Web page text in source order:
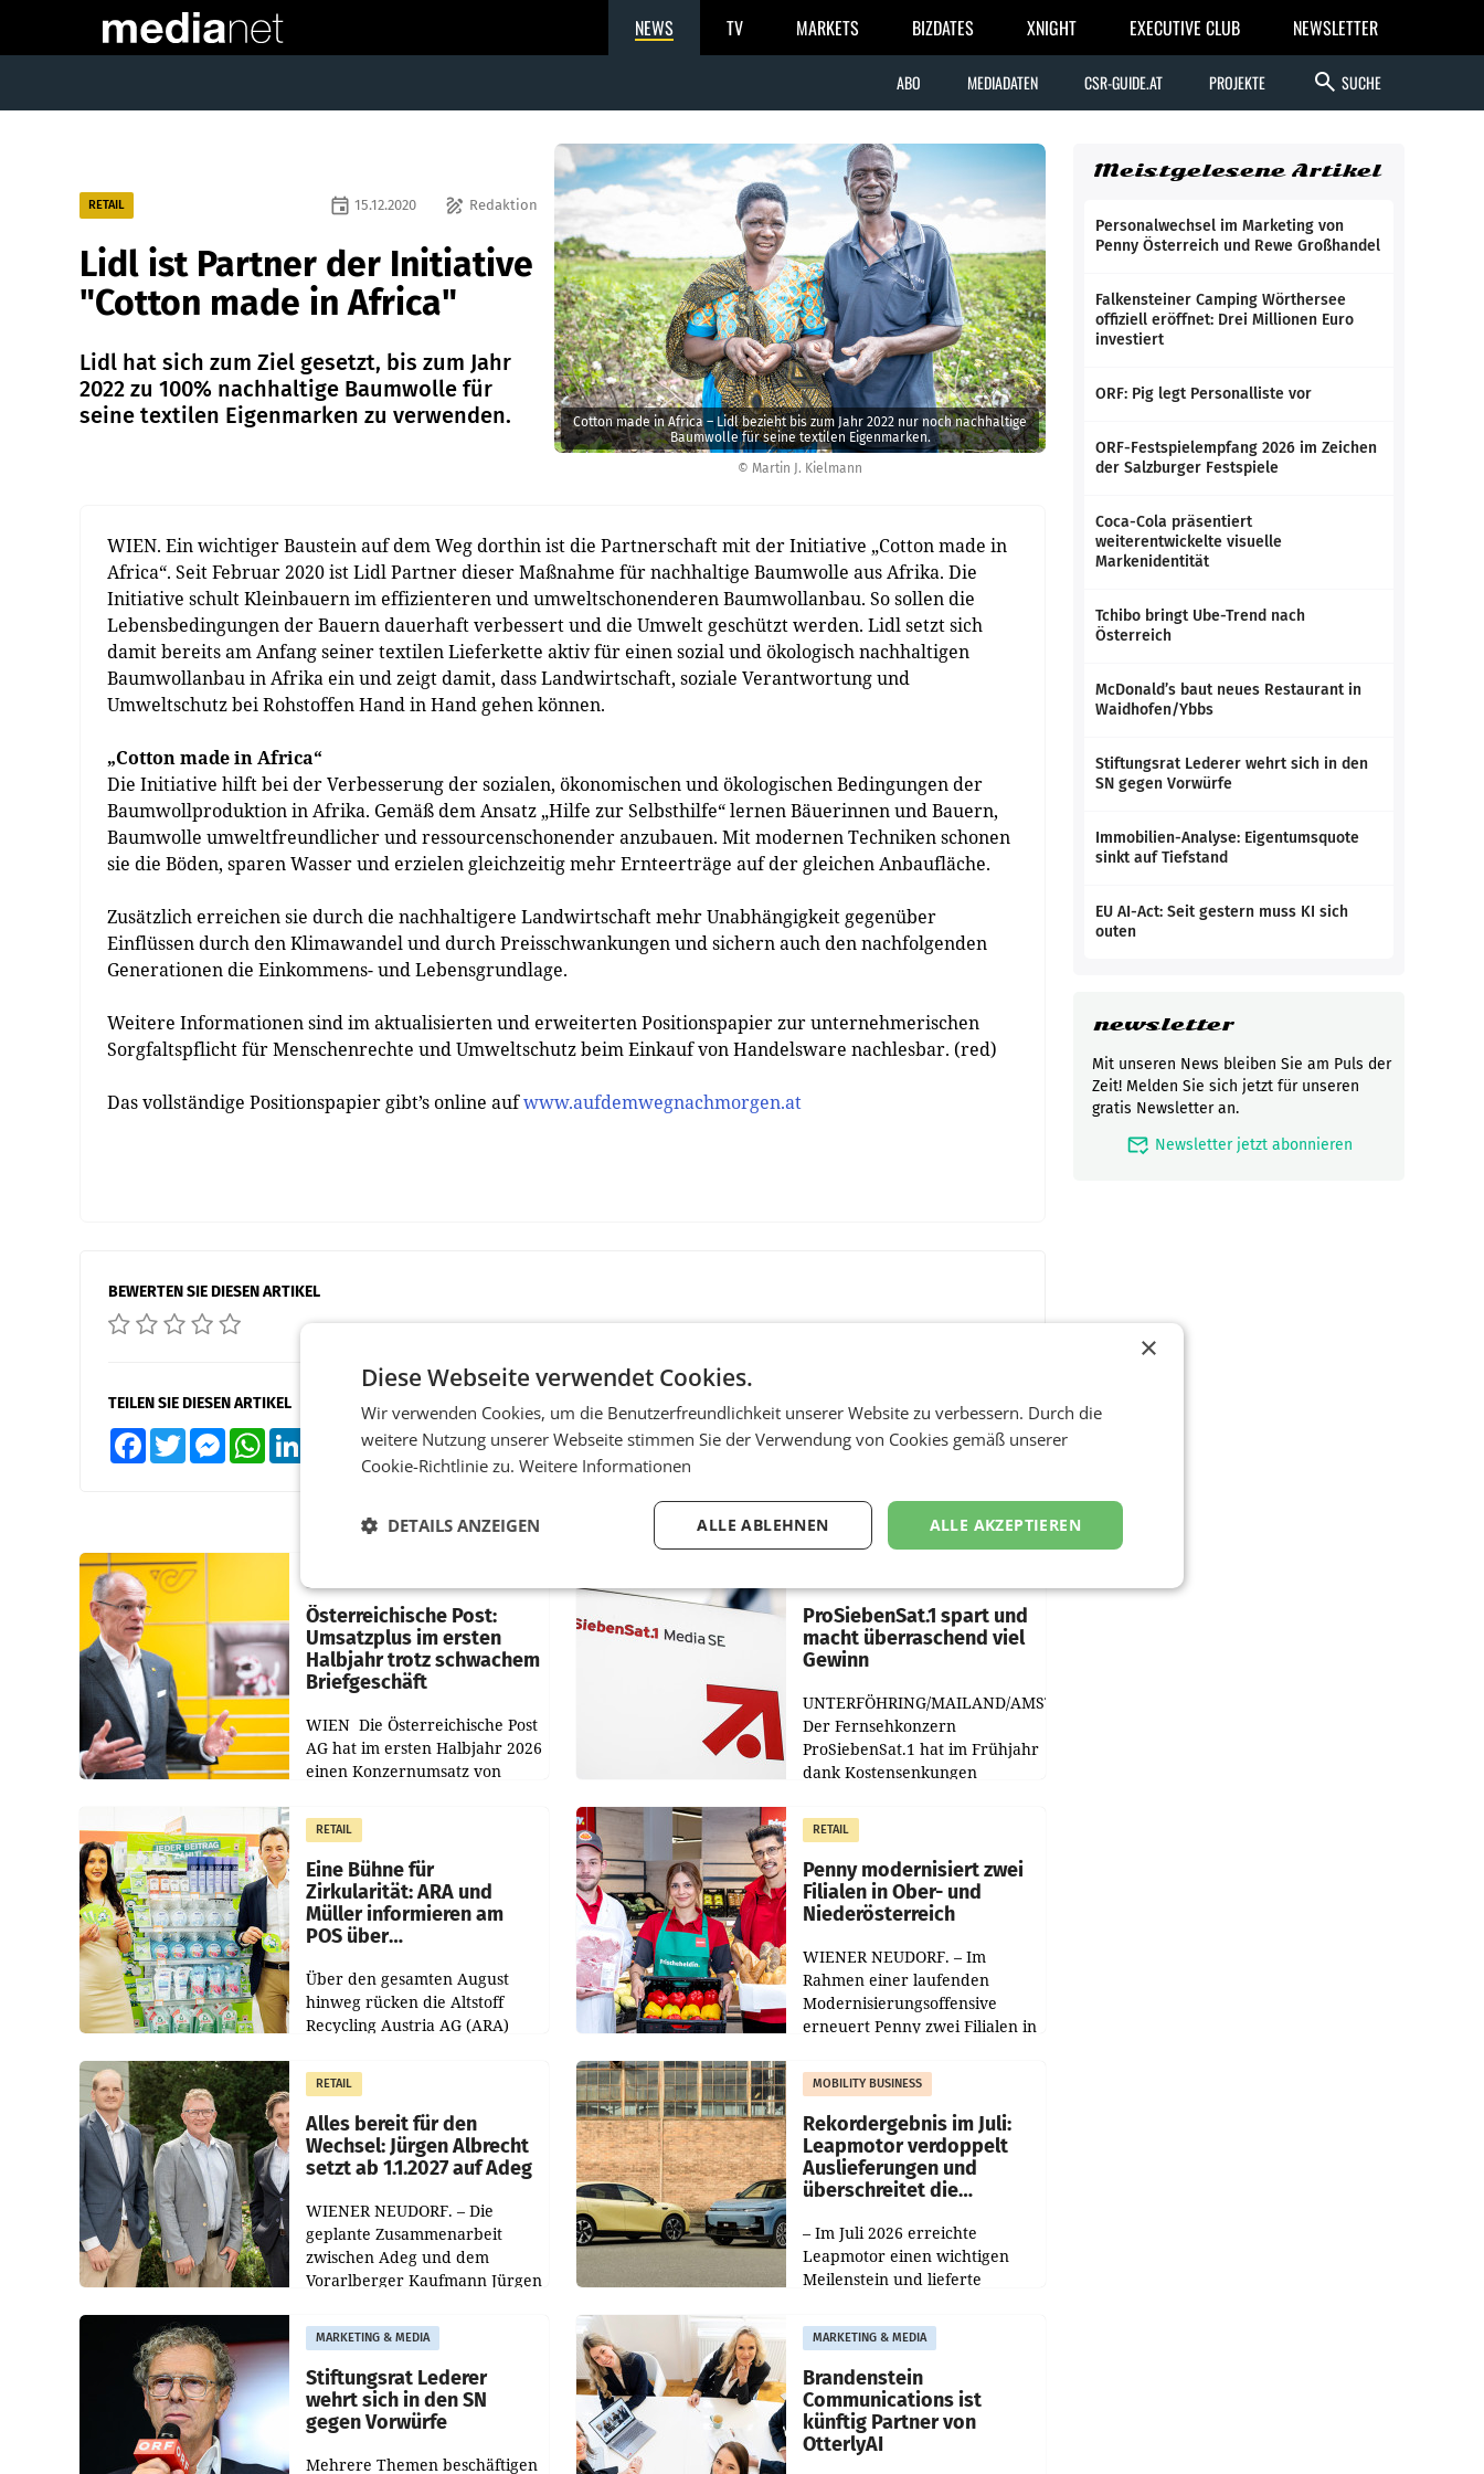
NEWS TV MARKETS BIZDATES XNIGHT EXECUTIVE CLUB NEWSLETTER
ABO MEDIADATEN CSR-GUIDE.AT PROJEKTE search SUCHE
© Martin J. Kielmann
Cotton made in Africa – Lidl bezieht bis zum Jahr 2022 nur noch nachhaltige
Baumwolle für seine textilen Eigenmarken.
RETAIL draw Redaktion
event 15.12.2020
Lidl ist Partner der Initiative
"Cotton made in Africa"
Lidl hat sich zum Ziel gesetzt, bis zum Jahr
2022 zu 100% nachhaltige Baumwolle für
seine textilen Eigenmarken zu verwenden.
WIEN. Ein wichtiger Baustein auf dem Weg dorthin ist die Partnerschaft mit der Initiative „Cotton made in
Africa“. Seit Februar 2020 ist Lidl Partner dieser Maßnahme für nachhaltige Baumwolle aus Afrika. Die
Initiative schult Kleinbauern im effizienteren und umweltschonenderen Baumwollanbau. So sollen die
Lebensbedingungen der Bauern dauerhaft verbessert und die Umwelt geschützt werden. Lidl setzt sich
damit bereits am Anfang seiner textilen Lieferkette aktiv für einen sozial und ökologisch nachhaltigen
Baumwollanbau in Afrika ein und zeigt damit, dass Landwirtschaft, soziale Verantwortung und
Umweltschutz bei Rohstoffen Hand in Hand gehen können.
„Cotton made in Africa“
Die Initiative hilft bei der Verbesserung der sozialen, ökonomischen und ökologischen Bedingungen der
Baumwollproduktion in Afrika. Gemäß dem Ansatz „Hilfe zur Selbsthilfe“ lernen Bäuerinnen und Bauern,
Baumwolle umweltfreundlicher und ressourcenschonender anzubauen. Mit modernen Techniken schonen
sie die Böden, sparen Wasser und erzielen gleichzeitig mehr Ernteerträge auf der gleichen Anbaufläche.
Zusätzlich erreichen sie durch die nachhaltigere Landwirtschaft mehr Unabhängigkeit gegenüber
Einflüssen durch den Klimawandel und durch Preisschwankungen und sichern auch den nachfolgenden
Generationen die Einkommens- und Lebensgrundlage.
Weitere Informationen sind im aktualisierten und erweiterten Positionspapier zur unternehmerischen
Sorgfaltspflicht für Menschenrechte und Umweltschutz beim Einkauf von Handelsware nachlesbar. (red)
Das vollständige Positionspapier gibt’s online aufwww.aufdemwegnachmorgen.at
BEWERTEN SIE DIESEN ARTIKEL
TEILEN SIE DIESEN ARTIKEL
FacebookTwitter MessengerWhatsApp XING Teilen
Österreichische Post:
Umsatzplus im ersten
Halbjahr trotz schwachem
Briefgeschäft
WIEN Die Österreichische Post
AG hat im ersten Halbjahr 2026
einen Konzernumsatz von
erwirtschaftet, was einem Plus
von 3,8 Prozent gegenüber
dem Vergleichszeitraum
ProSiebenSat.1 spart und
macht überraschend viel
Gewinn
UNTERFÖHRING/MAILAND/AMSTERDAM.
Der Fernsehkonzern
ProSiebenSat.1 hat im Frühjahr
dank Kostensenkungen
gemacht und die
Markterwartung deutlich
übertroffen.
RETAIL
Eine Bühne für
Zirkularität: ARA und
Müller informieren am
POS über
Über den gesamten August
hinweg rücken die Altstoff
Recycling Austria AG (ARA)
Müller die Initiative „Kreislauf-
Helden“ in allen
österreichischen Müller-Filialen
RETAIL
Penny modernisiert zwei
Filialen in Ober- und
Niederösterreich
WIENER NEUDORF. – Im
Rahmen einer laufenden
Modernisierungsoffensive
erneuert Penny zwei Filialen in
Die beiden Standorte liegen in
Haag sowie im rund
RETAIL
Alles bereit für den
Wechsel: Jürgen Albrecht
setzt ab 1.1.2027 auf Adeg
WIENER NEUDORF. – Die
geplante Zusammenarbeit
zwischen Adeg und dem
Vorarlberger Kaufmann Jürgen
freigegeben: Die
Bundeswettbewerbsbehörde
und der Bundeskartellanwalt
MOBILITY BUSINESS
Rekordergebnis im Juli:
Leapmotor verdoppelt
Auslieferungen und
überschreitet die
– Im Juli 2026 erreichte
Leapmotor einen wichtigen
Meilenstein und lieferte
aus, womit sich das Ergebnis
gegenüber Juli 2025 mehr als
verdoppelte (+102
MARKETING & MEDIA
Stiftungsrat Lederer
wehrt sich in den SN
gegen Vorwürfe
Mehrere Themen beschäftigen
MARKETING & MEDIA
Brandenstein
Communications ist
künftig Partner von
OtterlyAI
Meistgelesene Artikel
Personalwechsel im Marketing von
Penny Österreich und Rewe Großhandel
Falkensteiner Camping Wörthersee
offiziell eröffnet: Drei Millionen Euro
investiert
ORF: Pig legt Personalliste vor
ORF-Festspielempfang 2026 im Zeichen
der Salzburger Festspiele
Coca-Cola präsentiert
weiterentwickelte visuelle
Markenidentität
Tchibo bringt Ube-Trend nach
Österreich
McDonald’s baut neues Restaurant in
Waidhofen/Ybbs
Stiftungsrat Lederer wehrt sich in den
SN gegen Vorwürfe
Immobilien-Analyse: Eigentumsquote
sinkt auf Tiefstand
EU AI-Act: Seit gestern muss KI sich
outen
newsletter
Mit unseren News bleiben Sie am Puls der
Zeit! Melden Sie sich jetzt für unseren
gratis Newsletter an.
mark_email_read Newsletter jetzt abonnieren
×
Diese Webseite verwendet Cookies.
Wir verwenden Cookies, um die Benutzerfreundlichkeit unserer Website zu verbessern. Durch die
weitere Nutzung unserer Webseite stimmen Sie der Verwendung von Cookies gemäß unserer
Cookie-Richtlinie zu. Weitere Informationen
ALLE AKZEPTIEREN
ALLE ABLEHNEN
DETAILS ANZEIGEN